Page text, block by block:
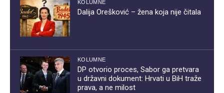
KOLUMNE
Dalija Orešković – žena koja nije čitala
KOLUMNE
DP otvorio proces, Sabor ga pretvara
u državni dokument: Hrvati u BiH traže
prava, a ne milost